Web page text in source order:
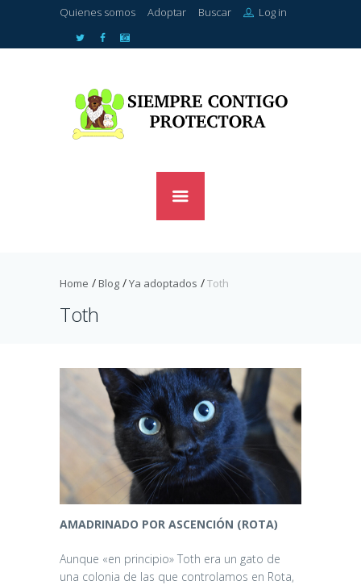
Quienes somos Adoptar Buscar Log in
Home Blog Ya adoptados Toth
Toth
AMADRINADO POR ASCENCIÓN (ROTA)
Aunque «en principio» Toth era un gato de
una colonia de las que controlamos en Rota,